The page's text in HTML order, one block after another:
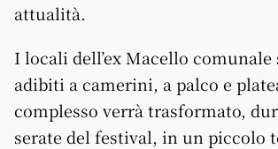
attualità.
I locali dell’ex Macello comunale
adibiti a camerini, a palco e
complesso verrà trasformato,
serate del festival, in un piccolo